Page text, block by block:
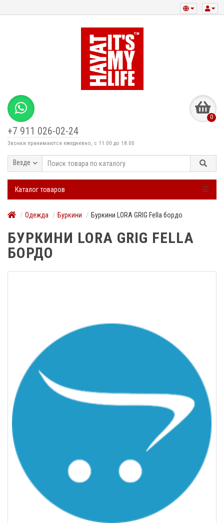
+7 911 026-02-24
Звонки принимаются ежедневно, с 11:00 до 18:00
0
Везде
Каталог товаров
Одежда Буркини Буркини LORA GRIG Fella бордо
БУРКИНИ LORA GRIG FELLA
БОРДО